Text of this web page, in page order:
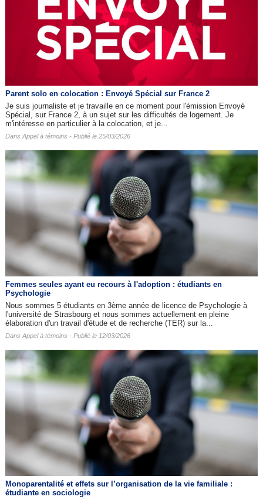
Parent solo en colocation : Envoyé Spécial sur France 2
Je suis journaliste et je travaille en ce moment pour l'émission Envoyé
Spécial, sur France 2, à un sujet sur les difficultés de logement. Je
m'intéresse en particulier à la colocation, et je...
Dans Appel à témoins - Publié le 25/03/2026
Femmes seules ayant eu recours à l'adoption : étudiants en
Psychologie
Nous sommes 5 étudiants en 3ème année de licence de Psychologie à
l'université de Strasbourg et nous sommes actuellement en pleine
élaboration d'un travail d'étude et de recherche (TER) sur la...
Dans Appel à témoins - Publié le 12/03/2026
Monoparentalité et effets sur l’organisation de la vie familiale :
étudiante en sociologie